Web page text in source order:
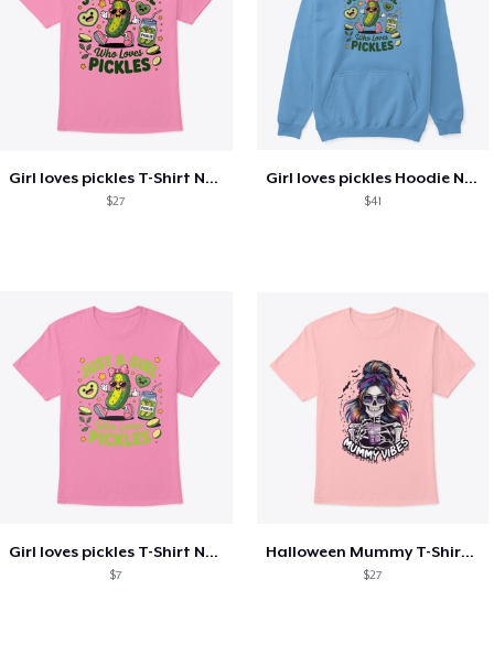
Girl loves pickles T-Shirt New Fashion
$27
Girl loves pickles Hoodie New Fashion
$41
Girl loves pickles T-Shirt New Fashion 2
$7
Halloween Mummy T-Shirt New Fashion
$27